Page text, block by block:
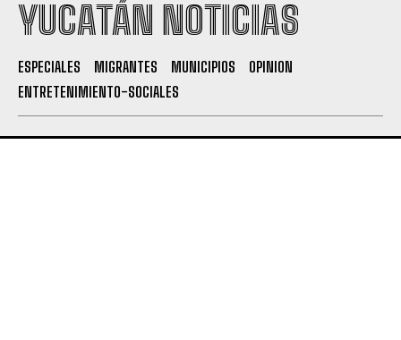
YUCATÁN NOTICIAS
ESPECIALES MIGRANTES MUNICIPIOS
OPINION
ENTRETENIMIENTO-SOCIALES